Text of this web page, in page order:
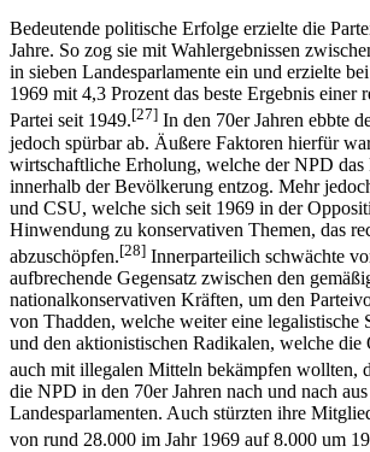
Bedeutende politische Erfolge erzielte die
Jahre. So zog sie mit Wahlergebnissen
in sieben Landesparlamente ein und erzielte
1969 mit 4,3 Prozent das beste Ergebnis einer
Partei seit 1949.[27] In den 70er Jahren ebbte
jedoch spürbar ab. Äußere Faktoren hierfür
wirtschaftliche Erholung, welche der NPD das
innerhalb der Bevölkerung entzog. Mehr
und CSU, welche sich seit 1969 in der
Hinwendung zu konservativen Themen, das
abzuschöpfen.[28] Innerparteilich schwächte
aufbrechende Gegensatz zwischen den
nationalkonservativen Kräften, um den
von Thadden, welche weiter eine legalistische
und den aktionistischen Radikalen, welche
auch mit illegalen Mitteln bekämpfen wollten,
die NPD in den 70er Jahren nach und nach
Landesparlamenten. Auch stürzten ihre
von rund 28.000 im Jahr 1969 auf 8.000 um